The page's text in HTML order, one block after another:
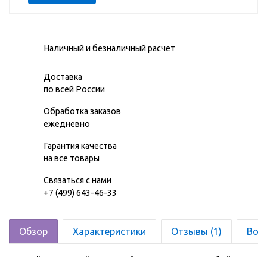
Наличный и безналичный расчет
Доставка
по всей России
Обработка заказов
ежедневно
Гарантия качества
на все товары
Связаться с нами
+7 (499) 643-46-33
Обзор Характеристики Отзывы (1)